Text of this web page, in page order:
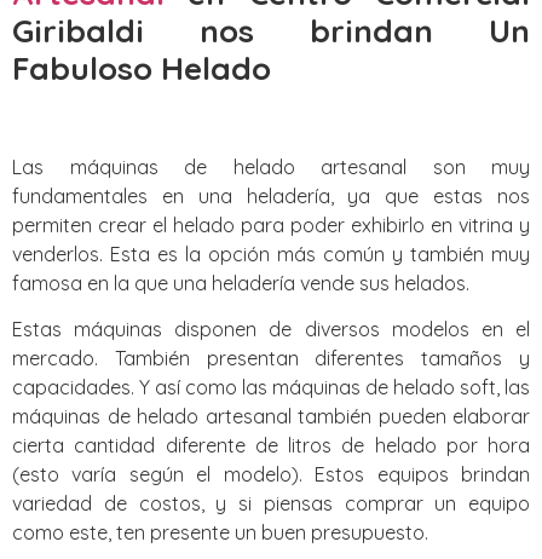
Giribaldi nos brindan Un
Fabuloso Helado
Las máquinas de helado artesanal son muy
fundamentales en una heladería, ya que estas nos
permiten crear el helado para poder exhibirlo en vitrina y
venderlos. Esta es la opción más común y también muy
famosa en la que una heladería vende sus helados.
Estas máquinas disponen de diversos modelos en el
mercado. También presentan diferentes tamaños y
capacidades. Y así como las máquinas de helado soft, las
máquinas de helado artesanal también pueden elaborar
cierta cantidad diferente de litros de helado por hora
(esto varía según el modelo). Estos equipos brindan
variedad de costos, y si piensas comprar un equipo
como este, ten presente un buen presupuesto.